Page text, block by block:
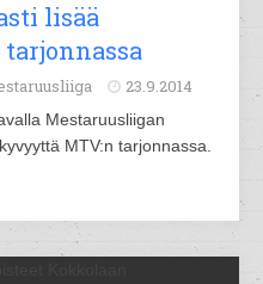
lisää
23.9.2014
Mestaruusliigan
MTV:n tarjonnassa.